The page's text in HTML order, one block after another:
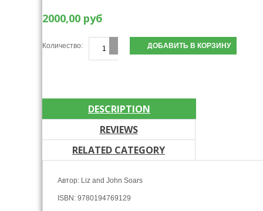
2000,00 руб
Количество:
DESCRIPTION
REVIEWS
RELATED CATEGORY
Автор: Liz and John Soars
ISBN: 9780194769129